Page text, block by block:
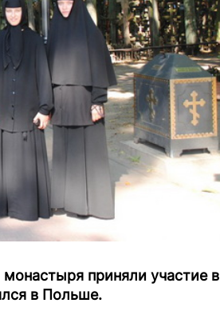
приняли участие в
в Польше.